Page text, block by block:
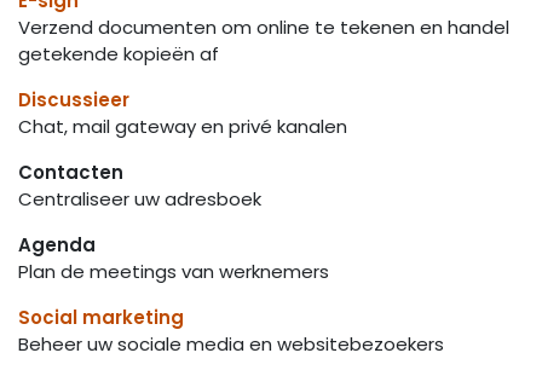
Verzend documenten om online te tekenen en handel
getekende kopieën af
Discussieer
Chat, mail gateway en privé kanalen
Contacten
Centraliseer uw adresboek
Agenda
Plan de meetings van werknemers
Social marketing
Beheer uw sociale media en websitebezoekers